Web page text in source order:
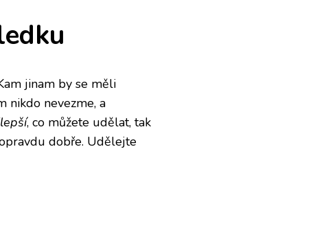
jinam by se měli
nikdo nevezme, a
, co můžete udělat, tak
dobře. Udělejte